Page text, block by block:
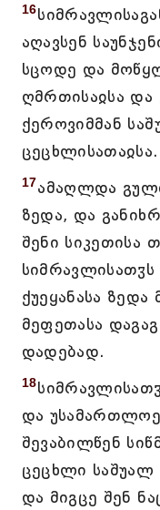
16
აღავსენ
სცოდე და
ღმრთისაჲსა და
ქეროვიმმან
ცეცხლისათაჲსა.
17ამაღლდა
ზედა, და
შენი სიკეთისა
ქუეყანასა ზედა
მეფეთასა
დადებად.
18
და
შევაბილწენ
ცეცხლი საშუალ
და მიგცე შენ